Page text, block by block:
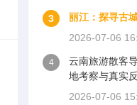
3
丽江：探寻古
2026-07-06
4
云南旅游散客
地考察与真实
2026-07-06